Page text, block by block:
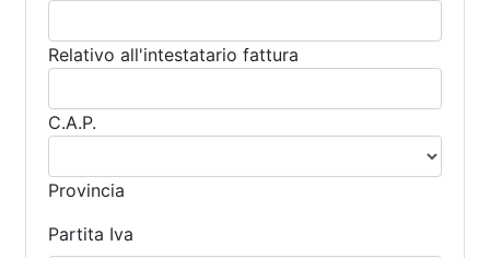
Relativo all'intestatario fattura
C.A.P.
Provincia
Partita Iva